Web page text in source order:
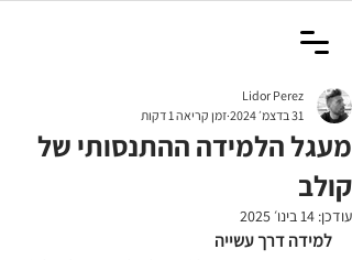
מעגל הלמידה ההתנסותי של
קולב
Lidor Perez
31 בדצמ׳ 2024
זמן קריאה 1 דקות
עודכן: 14 בינו׳ 2025
למידה דרך עשייה